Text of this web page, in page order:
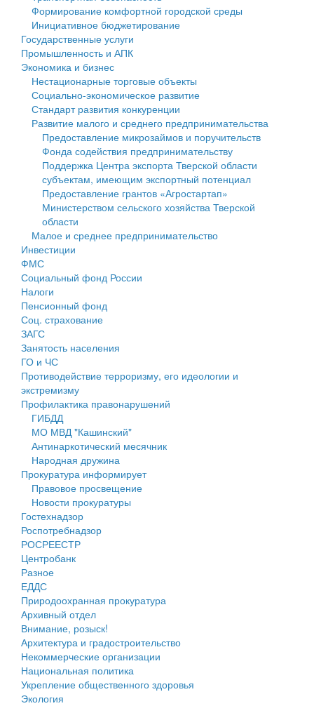
Государственные услуги
Промышленность и АПК
Экономика и бизнес
Символика
Устав
Гостям округа
Туризм
Культура
Образование
Здравоохранение
Социальная защита
Фотоальбом
муниципального округа Тверской области
Администрация Кашинского муниципального округа
Тверской области
Управление сельскими территориями
Открытые данные
Работа с обращениями граждан
Муниципальный контроль
Муниципальные услуги
Проекты административных регламентов
Антимонопольный комплаенс
Противодействие коррупции
Финансовое управление
Бюджет для граждан
Имущество
Выявление правообладателей ранее учтенных
объектов недвижимости
Имущественная поддержка субъектов малого и
среднего предпринимательства
Информационная поддержка субъектов малого и
среднего предпринимательства
Муниципальные программы
Контрольно-счетная палата
Персональные данные
Оценка регулирующего воздействия
Деятельность МУ
Нормативы градостроительного проектирования
Правила землепользования и застройки
Генеральные планы
Проекты планировки территории
Собрание депутатов
Городское поселение
Сельские поселения
Формирование комфортной городской среды
Инициативное бюджетирование
Государственные услуги
Промышленность и АПК
Экономика и бизнес
Нестационарные торговые объекты
Социально-экономическое развитие
Стандарт развития конкуренции
Развитие малого и среднего предпринимательства
Предоставление микрозаймов и поручительств
Фонда содействия предпринимательству
Поддержка Центра экспорта Тверской области
субъектам, имеющим экспортный потенциал
Предоставление грантов «Агростартап»
Министерством сельского хозяйства Тверской
области
Малое и среднее предпринимательство
Инвестиции
ФМС
Социальный фонд России
Налоги
Пенсионный фонд
Соц. страхование
ЗАГС
Занятость населения
ГО и ЧС
Противодействие терроризму, его идеологии и
экстремизму
Профилактика правонарушений
ГИБДД
МО МВД "Кашинский"
Антинаркотический месячник
Народная дружина
Прокуратура информирует
Правовое просвещение
Новости прокуратуры
Гостехнадзор
Роспотребнадзор
РОСРЕЕСТР
Центробанк
Разное
ЕДДС
Природоохранная прокуратура
Архивный отдел
Внимание, розыск!
Архитектура и градостроительство
Некоммерческие организации
Национальная политика
Укрепление общественного здоровья
Экология